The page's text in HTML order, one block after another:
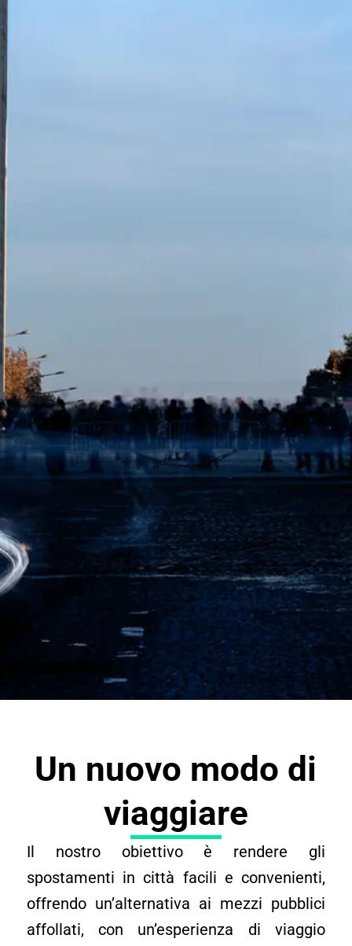
Un nuovo modo di
viaggiare
Il nostro obiettivo è rendere gli
spostamenti in città facili e convenienti,
offrendo un’alternativa ai mezzi pubblici
affollati, con un’esperienza di viaggio